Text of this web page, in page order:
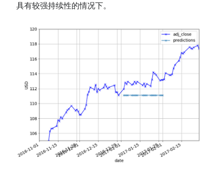
具有较强持续性的情况下。